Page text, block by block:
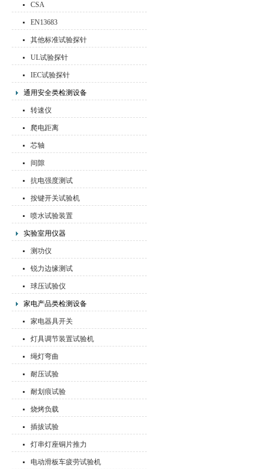
CSA
EN13683
其他标准试验探针
UL试验探针
IEC试验探针
通用安全类检测设备
转速仪
爬电距离
芯轴
间隙
抗电强度测试
按键开关试验机
喷水试验装置
实验室用仪器
测功仪
锐力边缘测试
球压试验仪
家电产品类检测设备
家电器具开关
灯具调节装置试验机
绳灯弯曲
耐压试验
耐划痕试验
烧烤负载
插拔试验
灯串灯座铜片推力
电动滑板车疲劳试验机